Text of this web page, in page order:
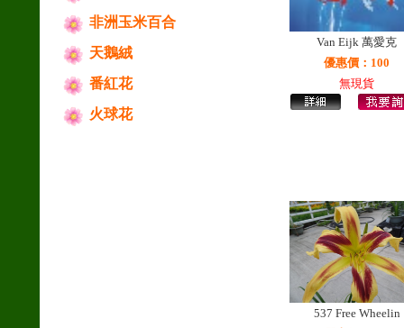
非洲玉米百合
天鵝絨
番紅花
火球花
Van Eijk 萬愛克
優惠價：100
無現貨
537 Free Wheelin